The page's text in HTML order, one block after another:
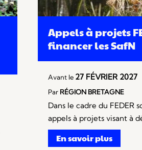
Appels à projets
financer les SafN
Avant le 27 FÉVRIER 2027
Par RÉGION BRETAGNE
Dans le cadre du FEDER
appels à projets visant à
En savoir plus